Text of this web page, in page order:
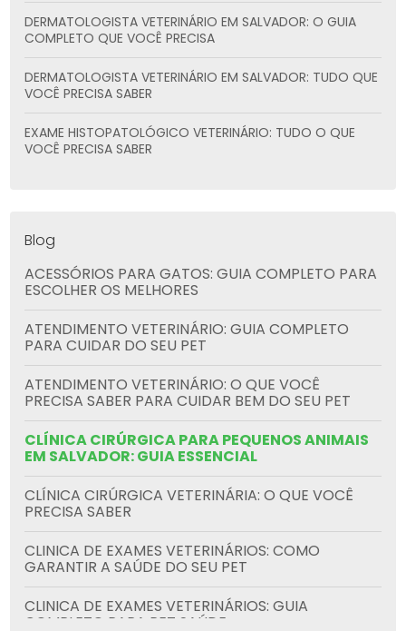
DERMATOLOGISTA VETERINÁRIO EM SALVADOR: O GUIA
COMPLETO QUE VOCÊ PRECISA
DERMATOLOGISTA VETERINÁRIO EM SALVADOR: TUDO QUE
VOCÊ PRECISA SABER
EXAME HISTOPATOLÓGICO VETERINÁRIO: TUDO O QUE
VOCÊ PRECISA SABER
Blog
ACESSÓRIOS PARA GATOS: GUIA COMPLETO PARA
ESCOLHER OS MELHORES
ATENDIMENTO VETERINÁRIO: GUIA COMPLETO
PARA CUIDAR DO SEU PET
ATENDIMENTO VETERINÁRIO: O QUE VOCÊ
PRECISA SABER PARA CUIDAR BEM DO SEU PET
CLÍNICA CIRÚRGICA PARA PEQUENOS ANIMAIS
EM SALVADOR: GUIA ESSENCIAL
CLÍNICA CIRÚRGICA VETERINÁRIA: O QUE VOCÊ
PRECISA SABER
CLINICA DE EXAMES VETERINÁRIOS: COMO
GARANTIR A SAÚDE DO SEU PET
CLINICA DE EXAMES VETERINÁRIOS: GUIA
COMPLETO PARA PET SAÚDE